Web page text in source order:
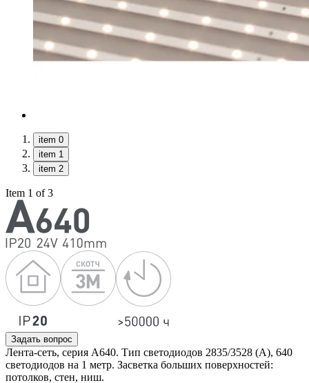
item 0
item 1
item 2
Item 1 of 3
Задать вопрос
Лента-сеть, серия A640. Тип светодиодов 2835/3528 (A), 640
светодиодов на 1 метр. Засветка больших поверхностей:
потолков, стен, ниш.